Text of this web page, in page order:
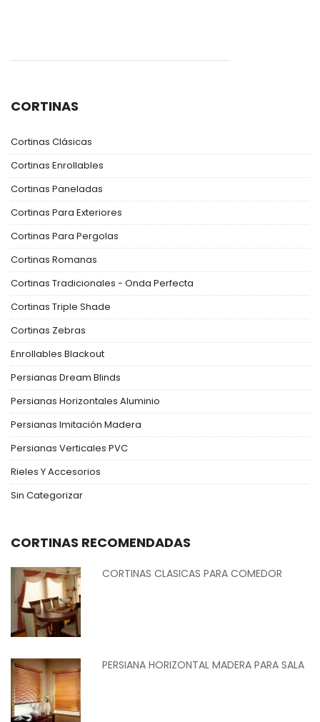
CORTINAS
Cortinas Clásicas
Cortinas Enrollables
Cortinas Paneladas
Cortinas Para Exteriores
Cortinas Para Pergolas
Cortinas Romanas
Cortinas Tradicionales - Onda Perfecta
Cortinas Triple Shade
Cortinas Zebras
Enrollables Blackout
Persianas Dream Blinds
Persianas Horizontales Aluminio
Persianas Imitación Madera
Persianas Verticales PVC
Rieles Y Accesorios
Sin Categorizar
CORTINAS RECOMENDADAS
CORTINAS CLASICAS PARA COMEDOR
PERSIANA HORIZONTAL MADERA PARA SALA